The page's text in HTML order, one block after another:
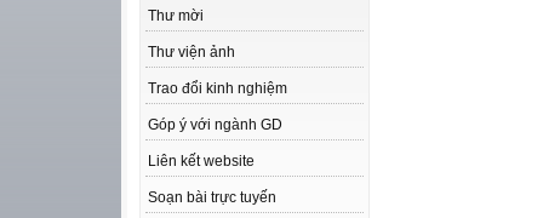
Thư mời
Thư viện ảnh
Trao đổi kinh nghiệm
Góp ý với ngành GD
Liên kết website
Soạn bài trực tuyến